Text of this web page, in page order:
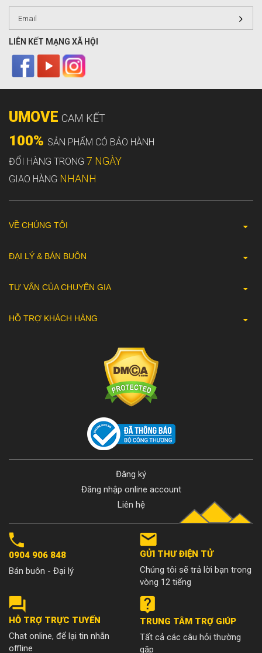
LIÊN KẾT MẠNG XÃ HỘI
UMOVE CAM KẾT
100% SẢN PHẨM CÓ BẢO HÀNH
ĐỔI HÀNG TRONG 7 NGÀY
GIAO HÀNG NHANH
VỀ CHÚNG TÔI
ĐẠI LÝ & BÁN BUÔN
TƯ VẤN CỦA CHUYÊN GIA
HỖ TRỢ KHÁCH HÀNG
Đăng ký
Đăng nhập online account
Liên hệ
0904 906 848
Bán buôn - Đại lý
GỬI THƯ ĐIỆN TỬ
Chúng tôi sẽ trả lời bạn trong
vòng 12 tiếng
HỖ TRỢ TRỰC TUYẾN
Chat online, để lại tin nhắn
offline
TRUNG TÂM TRỢ GIÚP
Tất cả các câu hỏi thường
gặp